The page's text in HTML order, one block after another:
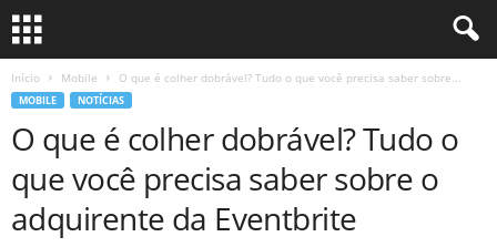
Início Mobile O que é colher dobrável? Tudo o que você precisa saber sobre...
MOBILE NOTÍCIAS
O que é colher dobrável? Tudo o
que você precisa saber sobre o
adquirente da Eventbrite